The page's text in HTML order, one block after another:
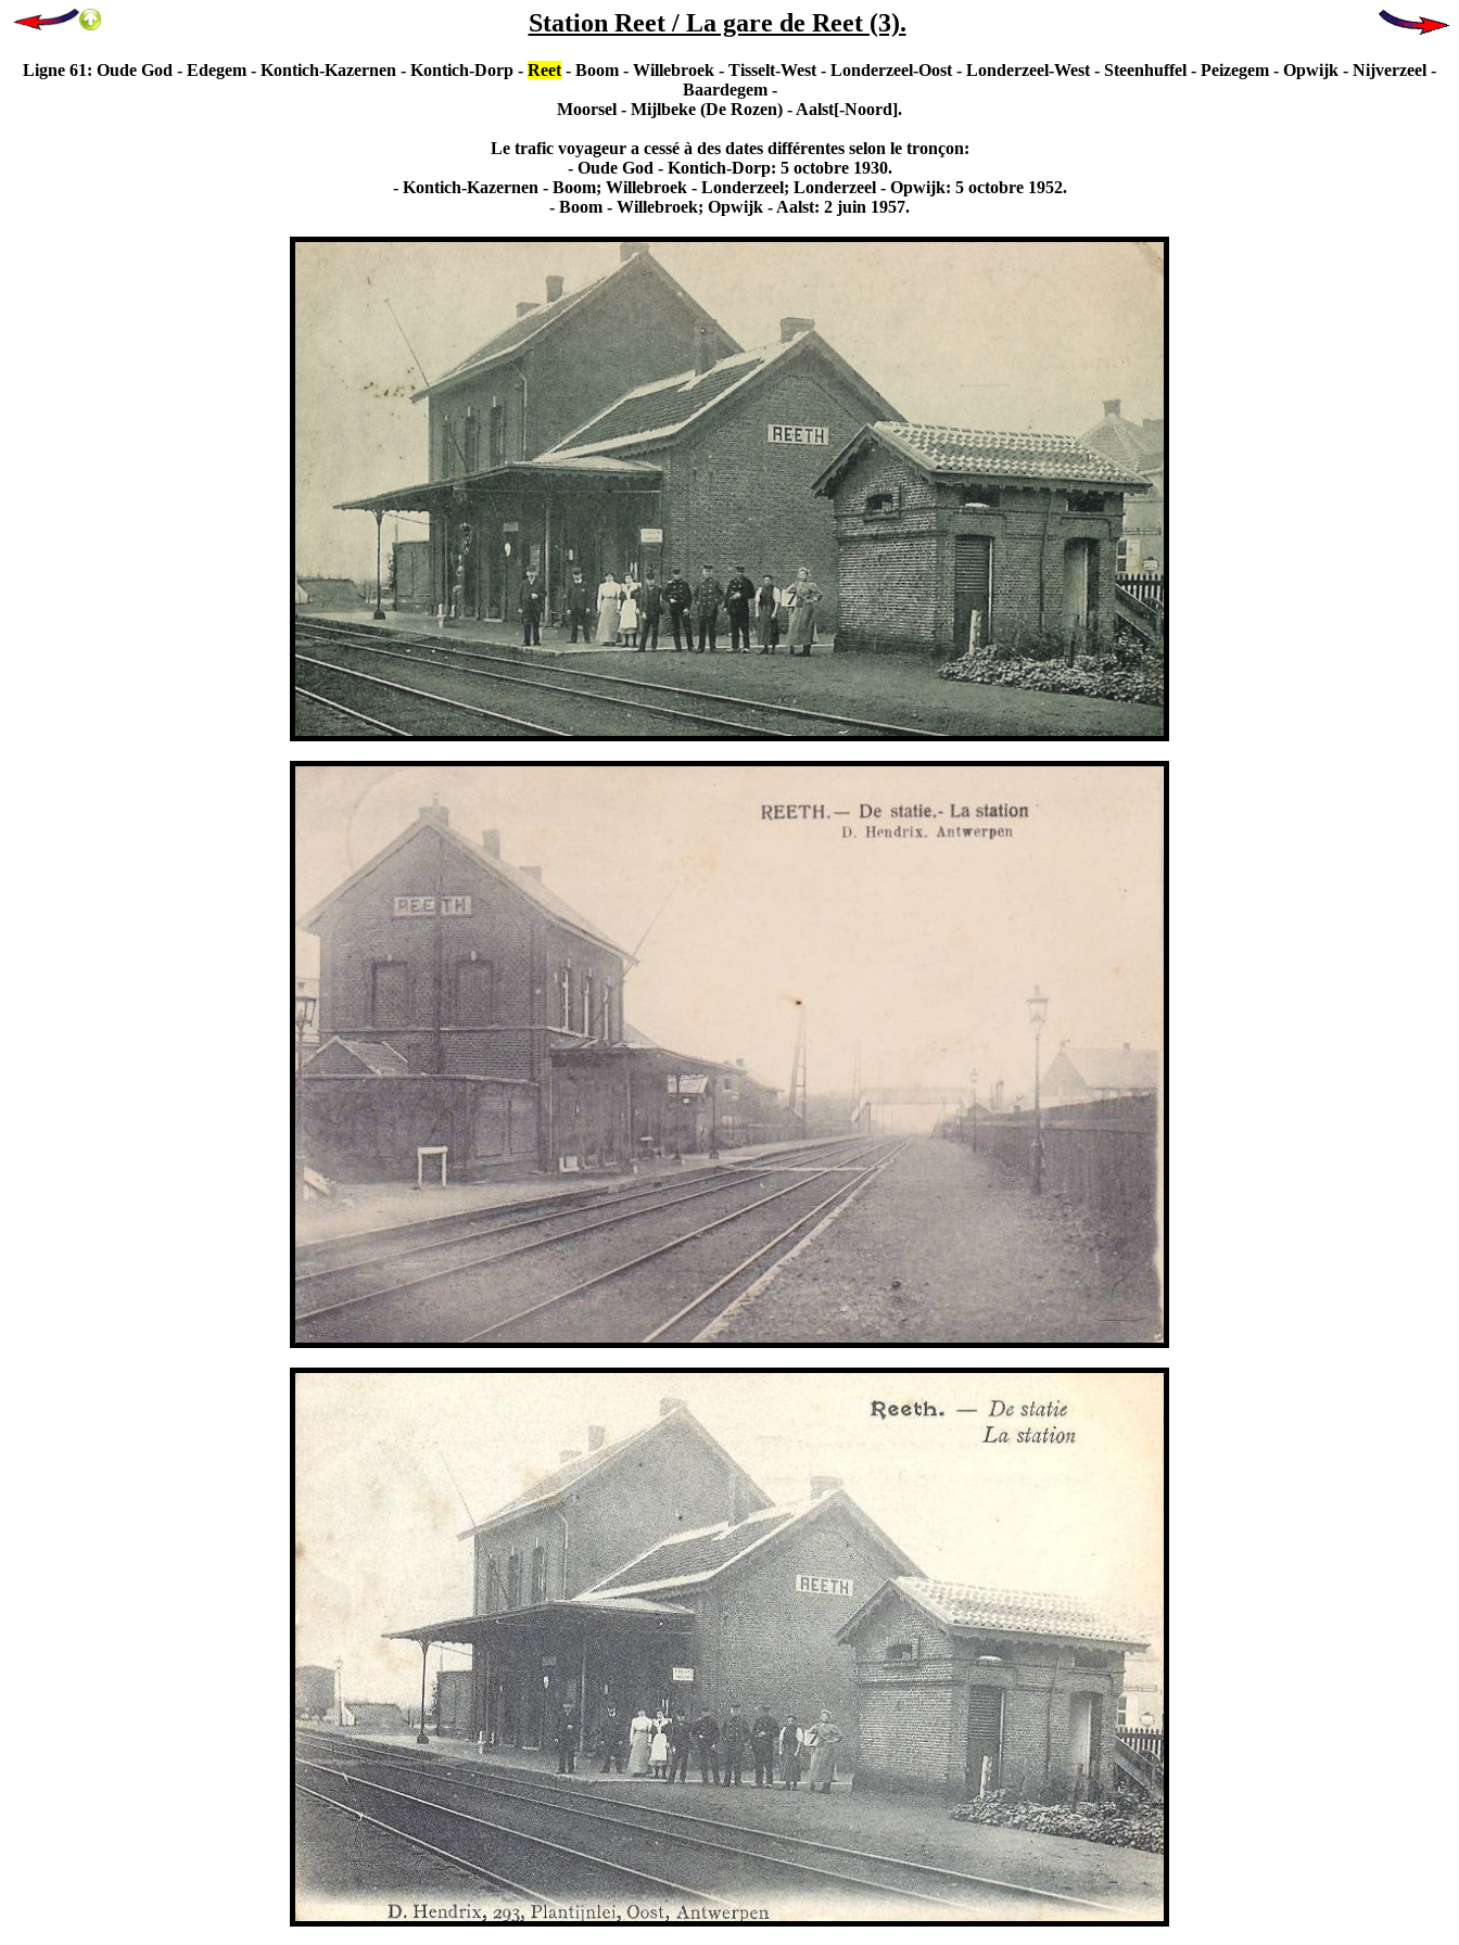
Station Reet / La gare de Reet (3).
Ligne 61: Oude God - Edegem - Kontich-Kazernen - Kontich-Dorp - Reet - Boom - Willebroek - Tisselt-West - Londerzeel-Oost - Londerzeel-West - Steenhuffel - Peizegem - Opwijk - Nijverzeel -
Baardegem -
Moorsel - Mijlbeke (De Rozen) - Aalst[-Noord].
Le trafic voyageur a cessé à des dates différentes selon le tronçon:
- Oude God - Kontich-Dorp: 5 octobre 1930.
- Kontich-Kazernen - Boom; Willebroek - Londerzeel; Londerzeel - Opwijk: 5 octobre 1952.
- Boom - Willebroek; Opwijk - Aalst: 2 juin 1957.